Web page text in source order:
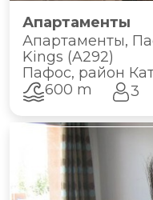
Апартаменты
Апартаменты,
Kings (A292)
Пафос, район
600 m
3